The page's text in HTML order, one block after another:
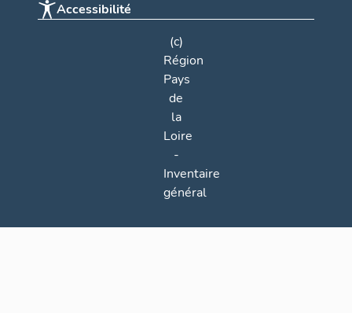
Accessibilité
(c)
Région
Pays
de
la
Loire
-
Inventaire
général